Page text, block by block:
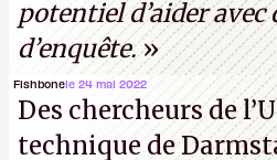
potentiel d’aider avec
d’enquête.»
Fishbonele 24 mai 2022
Des chercheurs de
technique de